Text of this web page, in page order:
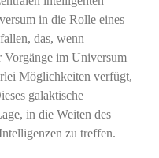
in die Rolle eines
das, wenn
im Universum
Möglichkeiten verfügt,
galaktische
in die Weiten des
zu treffen.